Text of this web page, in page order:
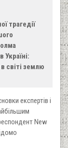
трагедії
світі землю
експертів і
New